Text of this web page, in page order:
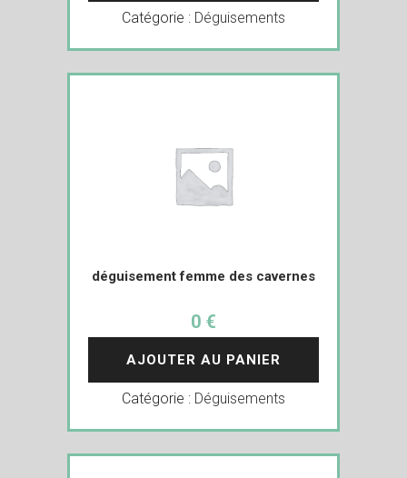
Catégorie : Déguisements
déguisement femme des cavernes
0 €
AJOUTER AU PANIER
Catégorie : Déguisements